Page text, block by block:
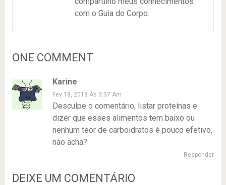
com o Guia do Corpo.
ONE COMMENT
Karine
Fev 18, 2018 Às 3:37 Am
Desculpe o comentário, listar proteínas e
dizer que esses alimentos tem baixo ou
nenhum teor de carboidratos é pouco efetivo,
não acha?
Responder
DEIXE UM COMENTÁRIO